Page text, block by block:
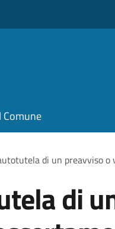
Comune
di un preavviso o
di